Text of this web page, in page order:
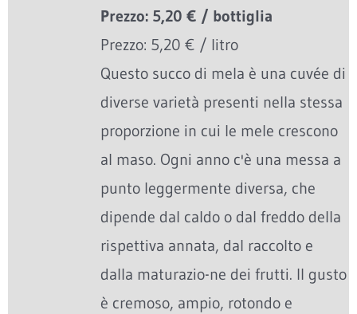
Prezzo: 5,20 € / bottiglia
Prezzo: 5,20 € / litro
Questo succo di mela è una cuvée di
diverse varietà presenti nella stessa
proporzione in cui le mele crescono
al maso. Ogni anno c'è una messa a
punto leggermente diversa, che
dipende dal caldo o dal freddo della
rispettiva annata, dal raccolto e
dalla maturazio-ne dei frutti. Il gusto
è cremoso, ampio, rotondo e